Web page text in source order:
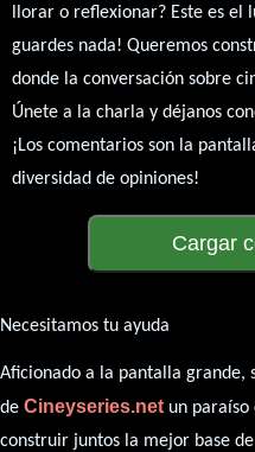
llorar o reflexionar? Este es el
guardes nada! Queremos
donde la conversación sobre
Únete a la charla y déjanos
¡Los comentarios son la
diversidad de opiniones!
Cargar
Necesitamos tu ayuda
Aficionado a la pantalla grande,
de Cineyseries.netun paraíso
construir juntos la mejor base